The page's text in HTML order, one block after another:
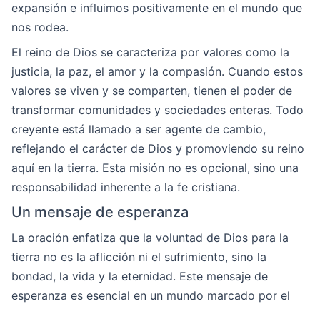
expansión e influimos positivamente en el mundo que
nos rodea.
El reino de Dios se caracteriza por valores como la
justicia, la paz, el amor y la compasión. Cuando estos
valores se viven y se comparten, tienen el poder de
transformar comunidades y sociedades enteras. Todo
creyente está llamado a ser agente de cambio,
reflejando el carácter de Dios y promoviendo su reino
aquí en la tierra. Esta misión no es opcional, sino una
responsabilidad inherente a la fe cristiana.
Un mensaje de esperanza
La oración enfatiza que la voluntad de Dios para la
tierra no es la aflicción ni el sufrimiento, sino la
bondad, la vida y la eternidad. Este mensaje de
esperanza es esencial en un mundo marcado por el